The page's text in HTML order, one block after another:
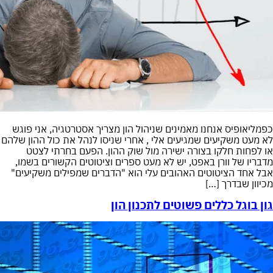
כפמליאופיס אנחנו מאמינים שניהול הון מצריך אסטרטגיה, אני פוגש
לא מעט משקיעים שמגיעים אלי , אחרי שניסו לנהל את כול ההון שלהם
או לפחות חלקו בצורה ישירה מול שוק ההון. הפעם בחרתי לצטט
מדבריו של וורן באפט, יש לא מעט ספרים וציטוטים הקשורים בשמו,
אבל אחד הציטוטים האהובים עלי הוא "הדברים שמפילים משקיעים"
מכיוון שבדרך […]
גון בוגל כללים פשוטים לתכנון הון